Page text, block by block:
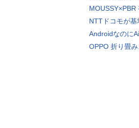
NTTドコモが
Androidなのに
OPPO 折り畳